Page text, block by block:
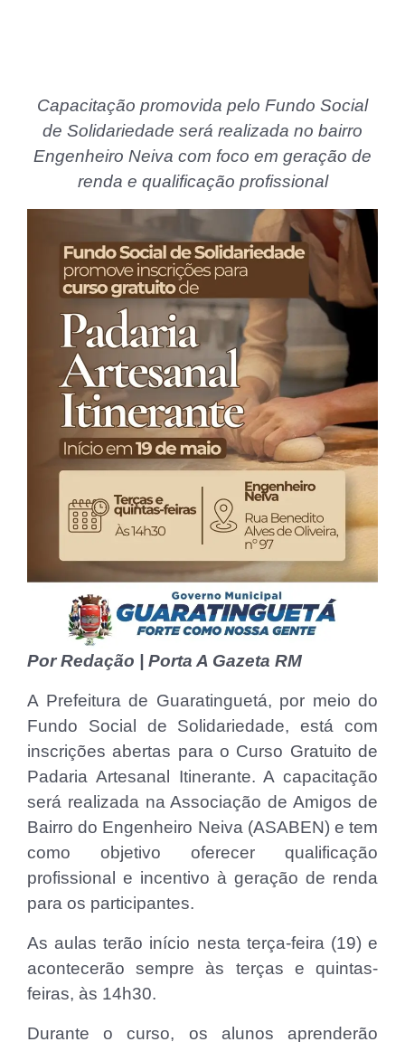
Capacitação promovida pelo Fundo Social
de Solidariedade será realizada no bairro
Engenheiro Neiva com foco em geração de
renda e qualificação profissional
Por Redação | Porta A Gazeta RM
A Prefeitura de Guaratinguetá, por meio do
Fundo Social de Solidariedade, está com
inscrições abertas para o Curso Gratuito de
Padaria Artesanal Itinerante. A capacitação
será realizada na Associação de Amigos de
Bairro do Engenheiro Neiva (ASABEN) e tem
como objetivo oferecer qualificação
profissional e incentivo à geração de renda
para os participantes.
As aulas terão início nesta terça-feira (19) e
acontecerão sempre às terças e quintas-
feiras, às 14h30.
Durante o curso, os alunos aprenderão